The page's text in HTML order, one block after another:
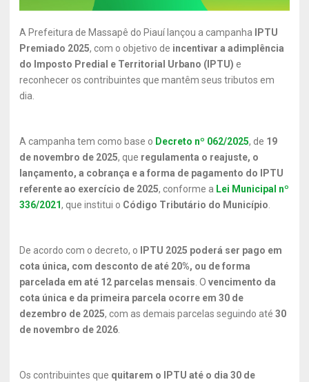
A Prefeitura de Massapê do Piauí lançou a campanha
IPTU
Premiado 2025, com o objetivo de incentivar a adimplência
do Imposto Predial e Territorial Urbano (IPTU) e
reconhecer os contribuintes que mantêm seus tributos em
dia.
A campanha tem como base o Decreto nº 062/2025, de 19
de novembro de 2025, que regulamenta o reajuste, o
lançamento, a cobrança e a forma de pagamento do IPTU
referente ao exercício de 2025, conforme a Lei Municipal nº
336/2021, que institui o Código Tributário do Município
De acordo com o decreto, o
IPTU 2025 poderá ser pago em
cota única, com desconto de até 20%, ou de forma
parcelada em até 12 parcelas mensais . O vencimento da
cota única e da primeira parcela ocorre em 30 de
dezembro de 2025, com as demais parcelas seguindo até 30
de novembro de 2026
Os contribuintes que quitarem o IPTU até o dia 30 de